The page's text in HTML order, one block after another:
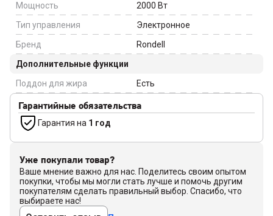
Мощность
2000 Вт
Тип управления
Электронное
Бренд
Rondell
Дополнительные функции
Поддон для жира
Есть
Гарантийные обязательства
Гарантия на 1 год
Уже покупали товар?
Ваше мнение важно для нас. Поделитесь своим опытом
покупки, чтобы мы могли стать лучше и помочь другим
покупателям сделать правильный выбор. Спасибо, что
выбираете нас!